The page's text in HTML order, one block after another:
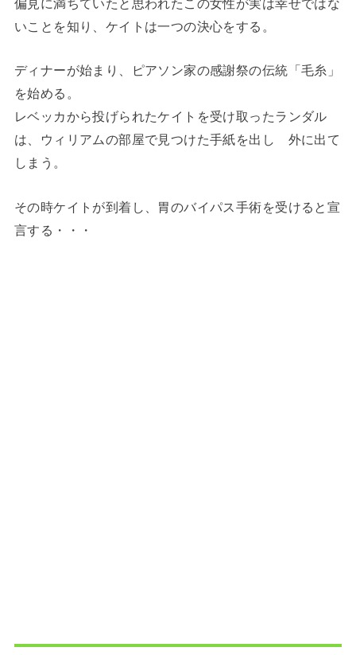
偏見に満ちていたと思われたこの女性が実は幸せではな
いことを知り、ケイトは一つの決心をする。
ディナーが始まり、ピアソン家の感謝祭の伝統「毛糸」
を始める。
レベッカから投げられたケイトを受け取ったランダル
は、ウィリアムの部屋で見つけた手紙を出し 外に出て
しまう。
その時ケイトが到着し、胃のバイパス手術を受けると宣
言する・・・